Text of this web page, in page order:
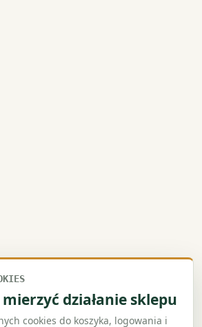
działanie sklepu
cookies do koszyka, logowania i